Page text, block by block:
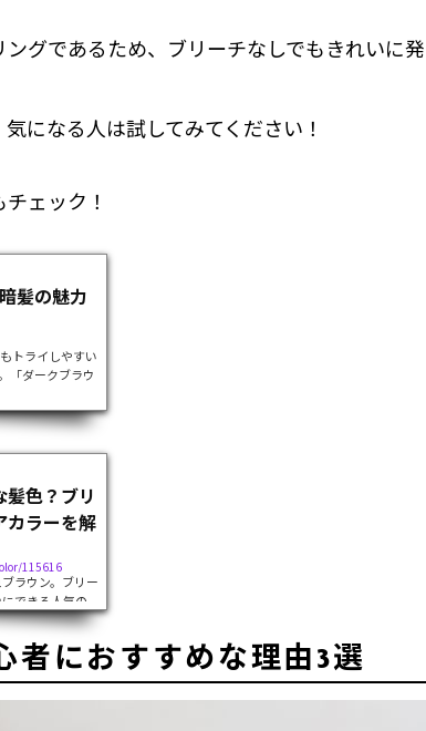
グであるため、ブリーチなしでもきれいに発
になる人は試してみてください！
ェック！
髪の魅力
トライしやすい
「ダークブラウ
色？ブリ
カラーを解
115616
ラウン。ブリー
できる人気の
のヘアカラー、
ます。アッシュ
タイルまでご...
者におすすめな理由3選